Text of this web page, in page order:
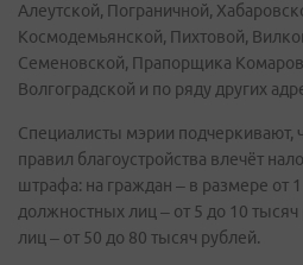
Алеутской, Пограничной,
Космодемьянской, Пихтовой,
Семеновской, Прапорщика
Волгоградской и по ряду других
Специалисты мэрии подчеркивают,
правил благоустройства влечёт
штрафа: на граждан – в размере от
должностных лиц – от 5 до 10
лиц – от 50 до 80 тысяч рублей.